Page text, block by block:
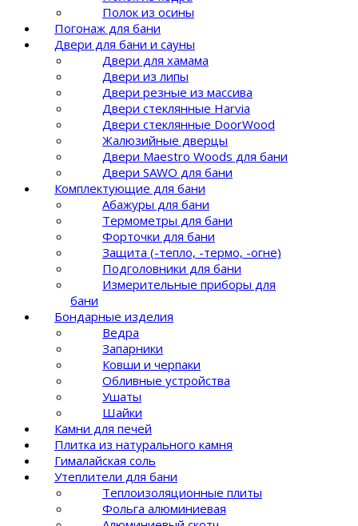
Полок из осины
Погонаж для бани
Двери для бани и сауны
Двери для хамама
Двери из липы
Двери резные из массива
Двери стеклянные Harvia
Двери стеклянные DoorWood
Жалюзийные дверцы
Двери Maestro Woods для бани
Двери SAWO для бани
Комплектующие для бани
Абажуры для бани
Термометры для бани
Форточки для бани
Защита (-тепло, -термо, -огне)
Подголовники для бани
Измерительные приборы для
бани
Бондарные изделия
Ведра
Запарники
Ковши и черпаки
Обливные устройства
Ушаты
Шайки
Камни для печей
Плитка из натурального камня
Гималайская соль
Утеплители для бани
Теплоизоляционные плиты
Фольга алюминиевая